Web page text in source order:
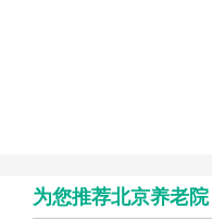
为您推荐北京养老院